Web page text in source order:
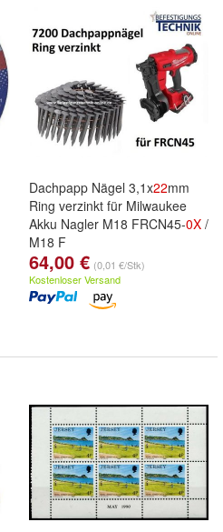
Dachpapp Nägel 3,1x22mm
Ring verzinkt für Milwaukee
Akku Nagler M18 FRCN45-0X /
M18 F
64,00 € (0,01 €/Stk)
Kostenloser Versand